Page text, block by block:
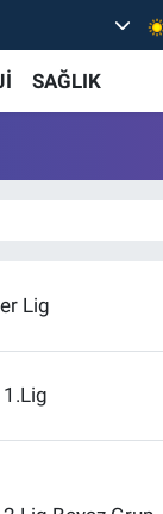
SAĞLIK
Lig
1.Lig